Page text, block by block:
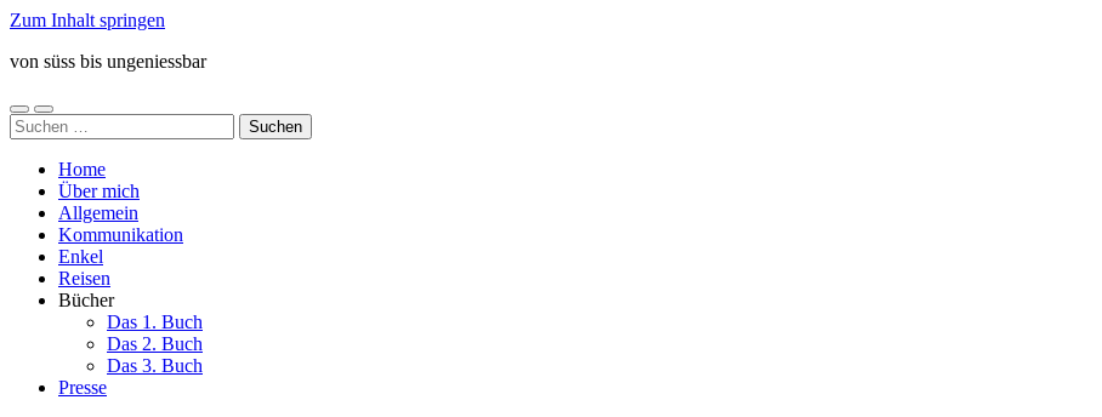
Zum Inhalt springen
von süss bis ungeniessbar
Mobile-
Menü
Suchfeld
ein-/ausblenden
Suchen
nach:
Home
Über mich
Allgemein
Kommunikation
Enkel
Reisen
Bücher
Das 1. Buch
Das 2. Buch
Das 3. Buch
Presse